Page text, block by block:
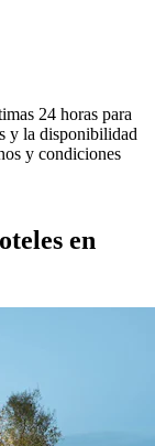
24 horas para
y la disponibilidad
y condiciones
en